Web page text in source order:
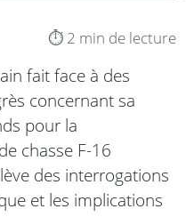
⏱️ 2 min de lecture
fait face à des
concernant sa
pour la
chasse F-16
des interrogations
et les implications